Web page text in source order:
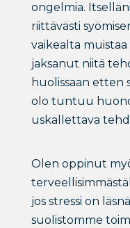
ongelmia.
riittävästi
vaikealta muistaa
jaksanut niitä
huolissaan etten
olo tuntuu
uskallettava
Olen oppinut
jos stressi on
suolistomme